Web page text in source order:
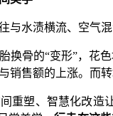
水渍横流、空气混
骨的“变形”，花色
销售额的上涨。而
塑、智慧化改造让